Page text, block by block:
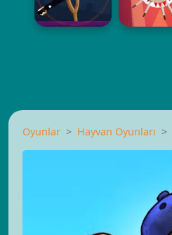
Oyunlar Hayvan Oyunları